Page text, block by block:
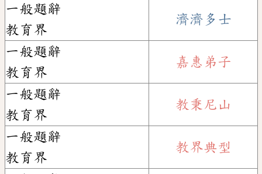
一般題辭
教育界
濟濟多士
一般題辭
教育界
嘉惠弟子
一般題辭
教育界
教秉尼山
一般題辭
教育界
教界典型